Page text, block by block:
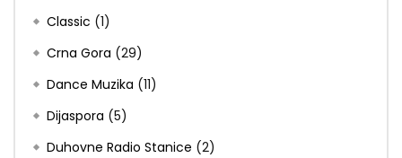
Classic (1)
Crna Gora (29)
Dance Muzika (11)
Dijaspora (5)
Duhovne Radio Stanice (2)